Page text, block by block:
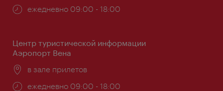
Часы
ежедневно 09:00 - 18:00
Центр туристической информации
Аэропорт Вена
Расположение:
в зале прилетов
Часы
ежедневно 09:00 - 18:00